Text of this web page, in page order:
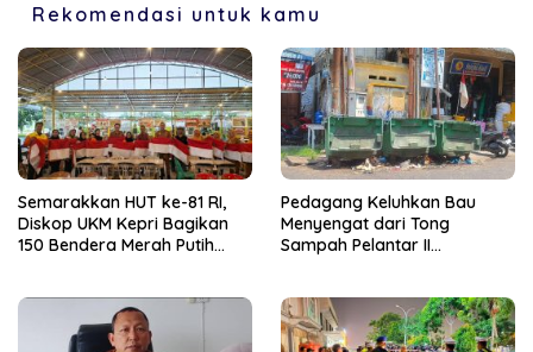
Rekomendasi untuk kamu
Semarakkan HUT ke-81 RI,
Diskop UKM Kepri Bagikan
150 Bendera Merah Putih
Pedagang Keluhkan Bau
Menyengat dari Tong
Sampah Pelantar II